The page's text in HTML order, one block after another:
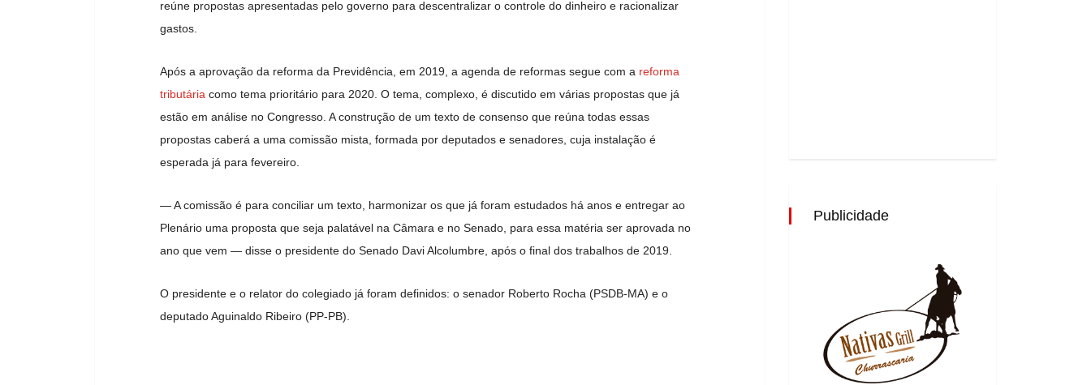
reúne propostas apresentadas pelo governo para descentralizar o controle do dinheiro e racionalizar
gastos.
Após a aprovação da reforma da Previdência, em 2019, a agenda de reformas segue com a reforma
tributária como tema prioritário para 2020. O tema, complexo, é discutido em várias propostas que já
estão em análise no Congresso. A construção de um texto de consenso que reúna todas essas
propostas caberá a uma comissão mista, formada por deputados e senadores, cuja instalação é
esperada já para fevereiro.
— A comissão é para conciliar um texto, harmonizar os que já foram estudados há anos e entregar ao
Plenário uma proposta que seja palatável na Câmara e no Senado, para essa matéria ser aprovada no
ano que vem — disse o presidente do Senado Davi Alcolumbre, após o final dos trabalhos de 2019.
O presidente e o relator do colegiado já foram definidos: o senador Roberto Rocha (PSDB-MA) e o
deputado Aguinaldo Ribeiro (PP-PB).
Publicidade